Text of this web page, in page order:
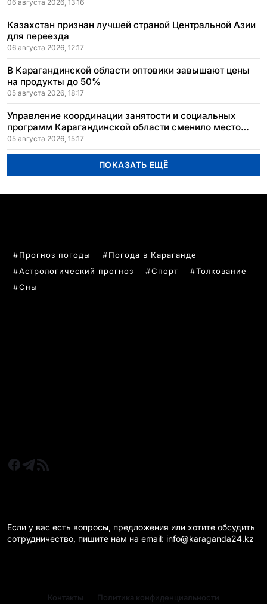
06 августа 2026, 13:16
Казахстан признан лучшей страной Центральной Азии
для переезда
06 августа 2026, 12:17
В Карагандинской области оптовики завышают цены
на продукты до 50%
05 августа 2026, 18:17
Управление координации занятости и социальных
программ Карагандинской области сменило место
расположения
05 августа 2026, 15:17
ПОКАЗАТЬ ЕЩЁ
Прогноз погоды
Погода в Караганде
Астрологический прогноз
Спорт
Толкование
Сны
Если у вас есть вопросы, предложения или хотите обсудить
сотрудничество, пишите нам на email: info@karaganda24.kz
Контакты Политика конфиденциальности